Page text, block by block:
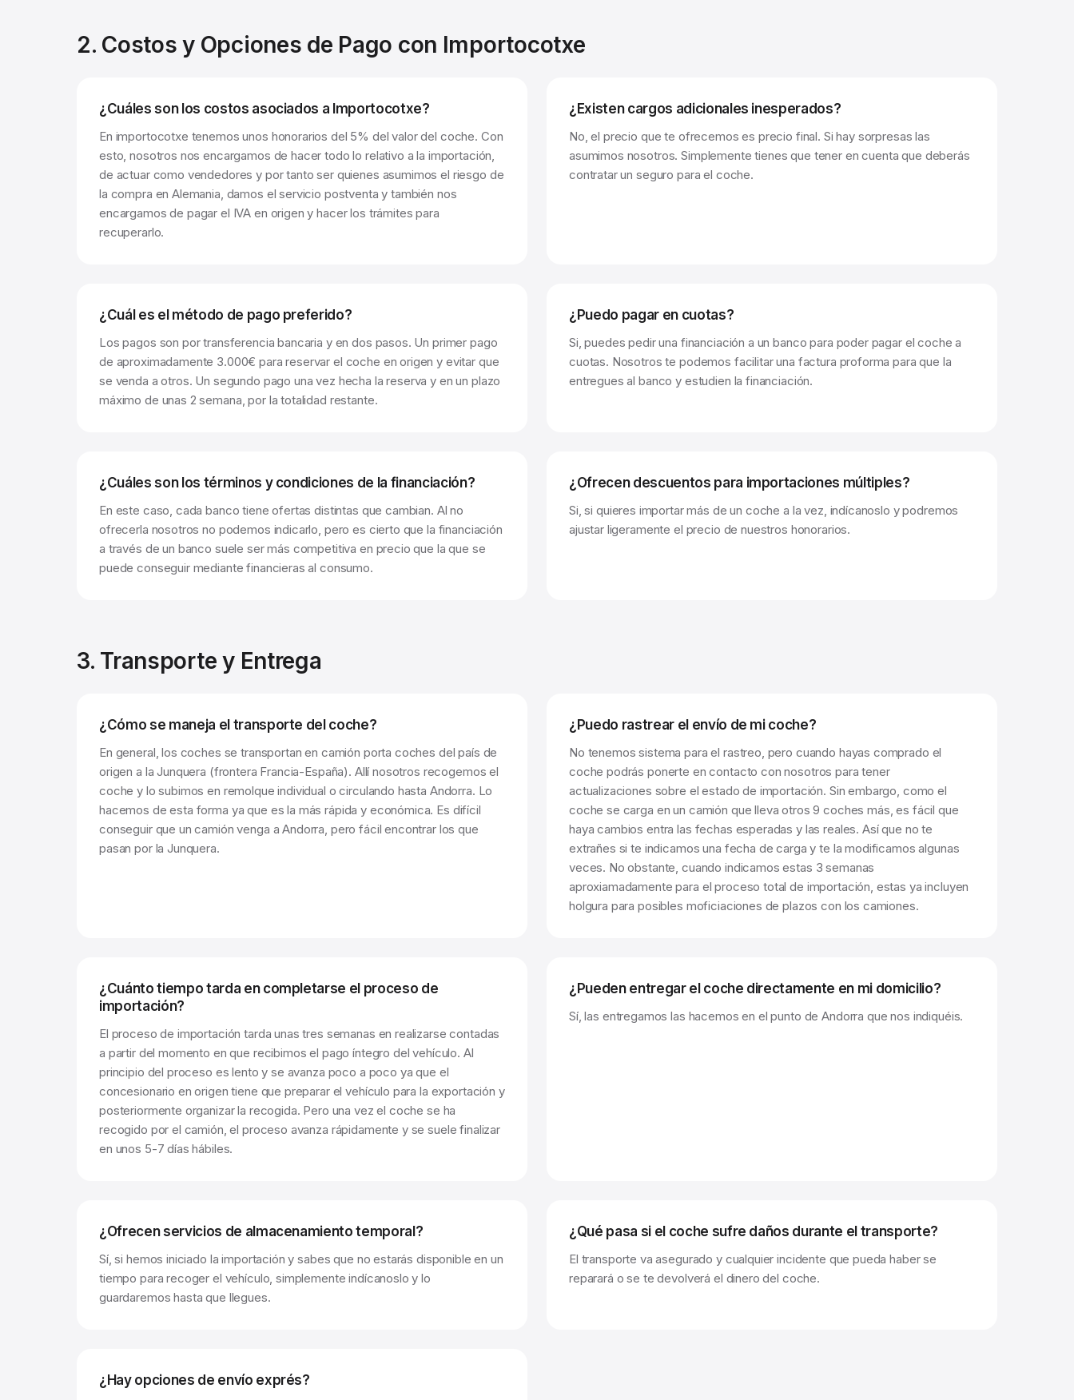
2. Costos y Opciones de Pago con Importocotxe
¿Cuáles son los costos asociados a Importocotxe?
En importocotxe tenemos unos honorarios del 5% del valor del coche. Con
esto, nosotros nos encargamos de hacer todo lo relativo a la importación,
de actuar como vendedores y por tanto ser quienes asumimos el riesgo de
la compra en Alemania, damos el servicio postventa y también nos
encargamos de pagar el IVA en origen y hacer los trámites para
recuperarlo.
¿Existen cargos adicionales inesperados?
No, el precio que te ofrecemos es precio final. Si hay sorpresas las
asumimos nosotros. Simplemente tienes que tener en cuenta que deberás
contratar un seguro para el coche.
¿Cuál es el método de pago preferido?
Los pagos son por transferencia bancaria y en dos pasos. Un primer pago
de aproximadamente 3.000€ para reservar el coche en origen y evitar que
se venda a otros. Un segundo pago una vez hecha la reserva y en un plazo
máximo de unas 2 semana, por la totalidad restante.
¿Puedo pagar en cuotas?
Si, puedes pedir una financiación a un banco para poder pagar el coche a
cuotas. Nosotros te podemos facilitar una factura proforma para que la
entregues al banco y estudien la financiación.
¿Cuáles son los términos y condiciones de la financiación?
En este caso, cada banco tiene ofertas distintas que cambian. Al no
ofrecerla nosotros no podemos indicarlo, pero es cierto que la financiación
a través de un banco suele ser más competitiva en precio que la que se
puede conseguir mediante financieras al consumo.
¿Ofrecen descuentos para importaciones múltiples?
Si, si quieres importar más de un coche a la vez, indícanoslo y podremos
ajustar ligeramente el precio de nuestros honorarios.
3. Transporte y Entrega
¿Cómo se maneja el transporte del coche?
En general, los coches se transportan en camión porta coches del país de
origen a la Junquera (frontera Francia-España). Allí nosotros recogemos el
coche y lo subimos en remolque individual o circulando hasta Andorra. Lo
hacemos de esta forma ya que es la más rápida y económica. Es difícil
conseguir que un camión venga a Andorra, pero fácil encontrar los que
pasan por la Junquera.
¿Puedo rastrear el envío de mi coche?
No tenemos sistema para el rastreo, pero cuando hayas comprado el
coche podrás ponerte en contacto con nosotros para tener
actualizaciones sobre el estado de importación. Sin embargo, como el
coche se carga en un camión que lleva otros 9 coches más, es fácil que
haya cambios entra las fechas esperadas y las reales. Así que no te
extrañes si te indicamos una fecha de carga y te la modificamos algunas
veces. No obstante, cuando indicamos estas 3 semanas
aproxiamadamente para el proceso total de importación, estas ya incluyen
holgura para posibles moficiaciones de plazos con los camiones.
¿Cuánto tiempo tarda en completarse el proceso de
importación?
El proceso de importación tarda unas tres semanas en realizarse contadas
a partir del momento en que recibimos el pago íntegro del vehículo. Al
principio del proceso es lento y se avanza poco a poco ya que el
concesionario en origen tiene que preparar el vehículo para la exportación y
posteriormente organizar la recogida. Pero una vez el coche se ha
recogido por el camión, el proceso avanza rápidamente y se suele finalizar
en unos 5-7 días hábiles.
¿Pueden entregar el coche directamente en mi domicilio?
Sí, las entregamos las hacemos en el punto de Andorra que nos indiquéis.
¿Ofrecen servicios de almacenamiento temporal?
Sí, si hemos iniciado la importación y sabes que no estarás disponible en un
tiempo para recoger el vehículo, simplemente indícanoslo y lo
guardaremos hasta que llegues.
¿Qué pasa si el coche sufre daños durante el transporte?
El transporte va asegurado y cualquier incidente que pueda haber se
reparará o se te devolverá el dinero del coche.
¿Hay opciones de envío exprés?